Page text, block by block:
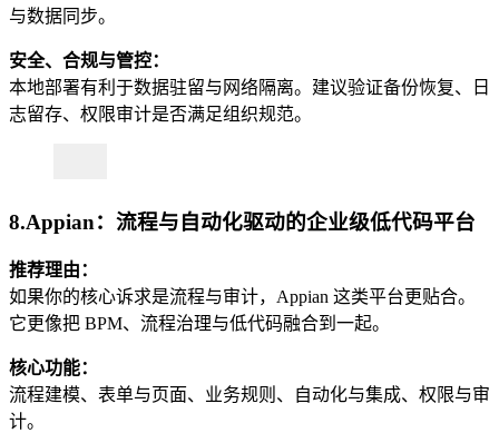
与数据同步。
安全、合规与管控：
本地部署有利于数据驻留与网络隔离。建议验证备份恢复、日
志留存、权限审计是否满足组织规范。
8.Appian：流程与自动化驱动的企业级低代码平台
推荐理由：
如果你的核心诉求是流程与审计，Appian 这类平台更贴合。
它更像把 BPM、流程治理与低代码融合到一起。
核心功能：
流程建模、表单与页面、业务规则、自动化与集成、权限与审
计。